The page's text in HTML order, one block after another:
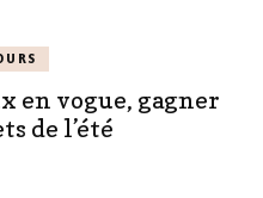
en vogue, gagner
de l’été